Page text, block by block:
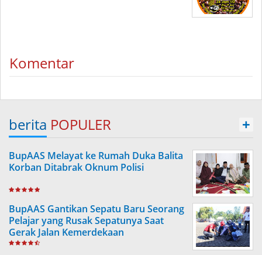
Komentar
berita POPULER +
BupAAS Melayat ke Rumah Duka Balita
Korban Ditabrak Oknum Polisi
BupAAS Gantikan Sepatu Baru Seorang
Pelajar yang Rusak Sepatunya Saat
Gerak Jalan Kemerdekaan